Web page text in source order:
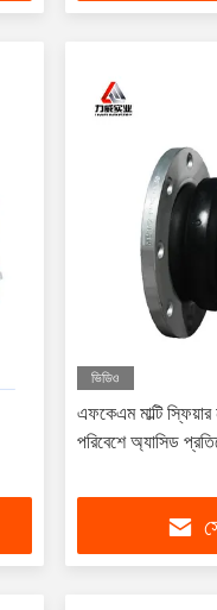
ভিডিও
এফকেএম মাল্টি স্ফিয়ার
পরিবেশে অ্যাসিড